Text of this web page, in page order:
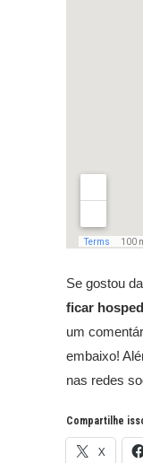
Se gostou
ficar
um
embaixo!
nas redes
Compartilhe
X